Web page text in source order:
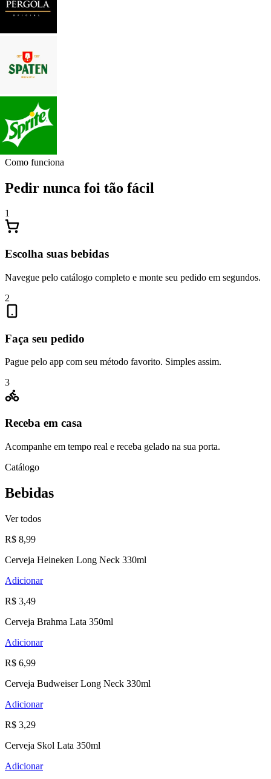
Como funciona
Pedir nunca foi tão fácil
1
Escolha suas bebidas
Navegue pelo catálogo completo e monte seu pedido em segundos.
2
Faça seu pedido
Pague pelo app com seu método favorito. Simples assim.
3
Receba em casa
Acompanhe em tempo real e receba gelado na sua porta.
Catálogo
Bebidas
Ver todos
R$ 8,99
Cerveja Heineken Long Neck 330ml
Adicionar
R$ 3,49
Cerveja Brahma Lata 350ml
Adicionar
R$ 6,99
Cerveja Budweiser Long Neck 330ml
Adicionar
R$ 3,29
Cerveja Skol Lata 350ml
Adicionar